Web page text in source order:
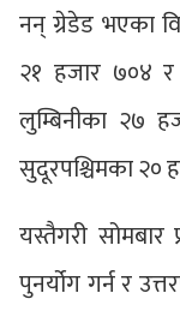
नन् ग्रेडेड भएका
२१ हजार ७०४
लुम्बिनीका २७
सुदूरपश्चिमका २०
यस्तैगरी सोमबार
पुनर्योग गर्न र